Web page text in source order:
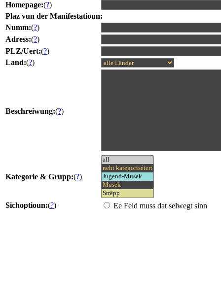
Homepage:(?)
Plaz vun der Manifestatioun:
Numm:(?)
Adress:(?)
PLZ/Uert:(?)
Land:(?)
Beschreiwung:(?)
Kategorie & Grupp:(?)
Sichoptioun:(?) Ee Feld muss dat selwegt sinn